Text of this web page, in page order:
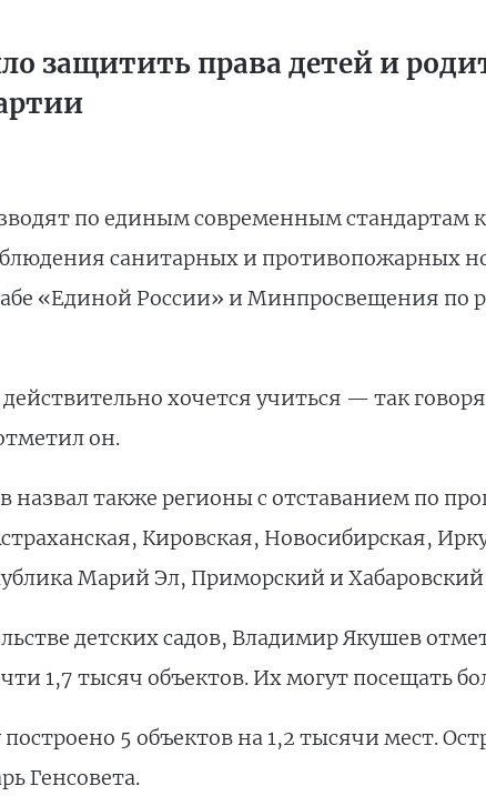
защитить права детей и
по единым современным стандартам
санитарных и противопожарных
«Единой России» и Минпросвещения по
хочется учиться — так
он.
назвал также регионы с отставанием по
Кировская, Новосибирская,
Марий Эл, Приморский и Хабаровский
детских садов, Владимир Якушев
1,7 тысяч объектов. Их могут посещать
5 объектов на 1,2 тысячи мест.
Генсовета.